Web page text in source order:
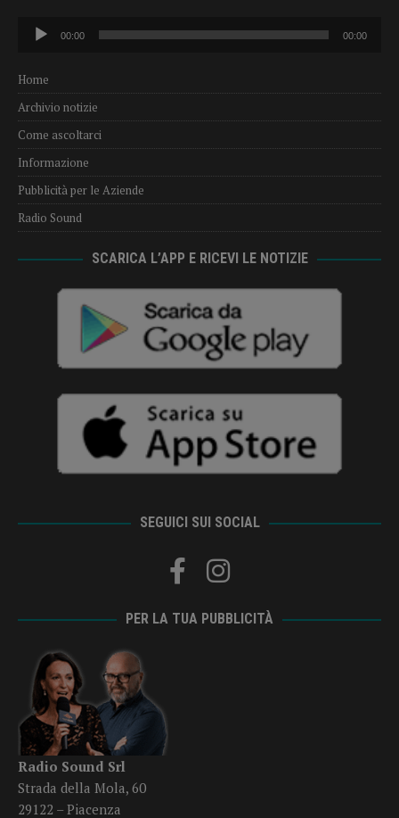
Audio
Player
00:00 00:00
Home
Archivio notizie
Come ascoltarci
Informazione
Pubblicità per le Aziende
Radio Sound
SCARICA L’APP E RICEVI LE NOTIZIE
SEGUICI SUI SOCIAL
PER LA TUA PUBBLICITÀ
Radio Sound Srl
Strada della Mola, 60
29122 – Piacenza